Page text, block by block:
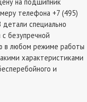
телефона +7 (495)
специально
безупречной
в любом режиме работы
характеристиками
и